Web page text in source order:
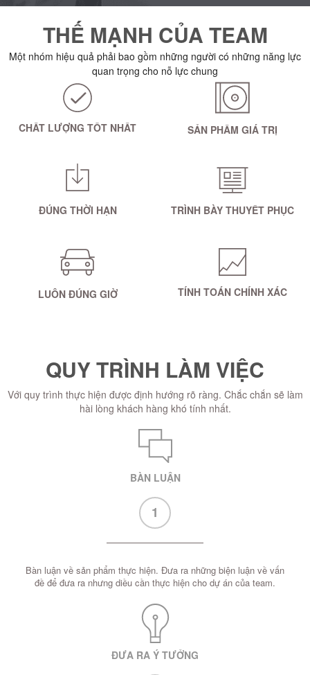
THẾ MẠNH CỦA TEAM
Một nhóm hiệu quả phải bao gồm những người có những năng lực
quan trọng cho nỗ lực chung
CHẤT LƯỢNG TỐT NHẤT SẢN PHẨM GIÁ TRỊ
ĐÚNG THỜI HẠN TRÌNH BÀY THUYẾT PHỤC
LUÔN ĐÚNG GIỜ TÍNH TOÁN CHÍNH XÁC
QUY TRÌNH LÀM VIỆC
Với quy trình thực hiện được định hướng rõ ràng. Chắc chắn sẽ làm
hài lòng khách hàng khó tính nhất.
BÀN LUẬN
1
Bàn luận về sản phẩm thực hiện. Đưa ra những biện luận về vấn
đề để đưa ra nhưng diều cần thực hiện cho dự án của team.
ĐƯA RA Ý TƯỞNG